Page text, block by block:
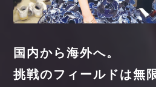
国内から海外へ。
挑戦のフィールドは無